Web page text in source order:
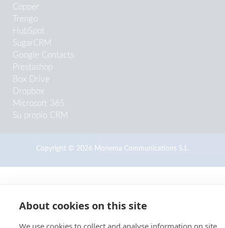
Copper
Trengo
HubSpot
SugarCRM
Google Contacts
Prestashop
Box Drive
Dropbox
Microsoft 365
Su propio CRM
Copyright © 2026 Monema Communications S.L.
About cookies on this site
We use cookies to collect and analyse information on site